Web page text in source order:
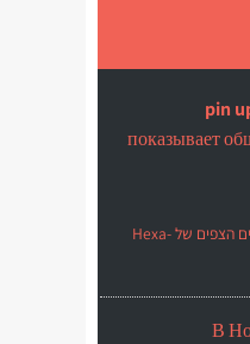
pin
показывает
סיכום הניסוי ב'מקורות': בחינת הכיסויים הצפים של Hexa-
В